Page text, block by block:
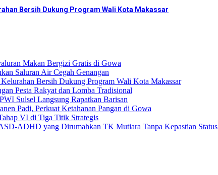
Bersih Dukung Program Wali Kota Makassar
Makan Bergizi Gratis di Gowa
Saluran Air Cegah Genangan
Bersih Dukung Program Wali Kota Makassar
Pesta Rakyat dan Lomba Tradisional
Sulsel Langsung Rapatkan Barisan
Padi, Perkuat Ketahanan Pangan di Gowa
VI di Tiga Titik Strategis
ADHD yang Dirumahkan TK Mutiara Tanpa Kepastian Status